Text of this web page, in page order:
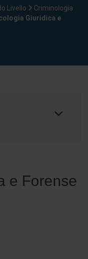
Livello
Criminologia
Giuridica e
e Forense